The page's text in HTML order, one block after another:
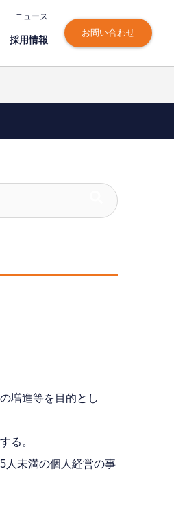
ニュース
採⽤情報
お問い合わせ
増進等を目的とし
る。
人未満の個人経営の事